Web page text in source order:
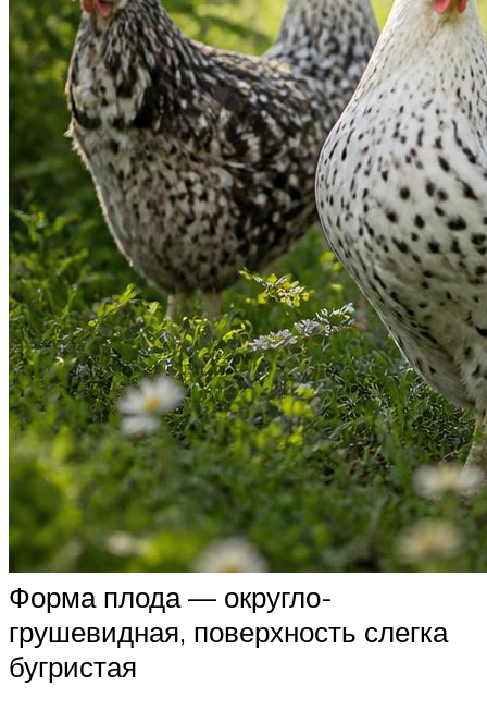
Форма плода — округло-
грушевидная, поверхность слегка
бугристая